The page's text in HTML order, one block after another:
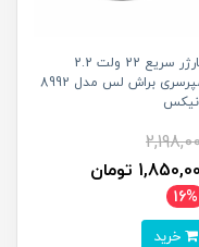
شارژر سریع 22 ولت 2.2
آمپرسری براش لس مدل 8992
تومان
16%